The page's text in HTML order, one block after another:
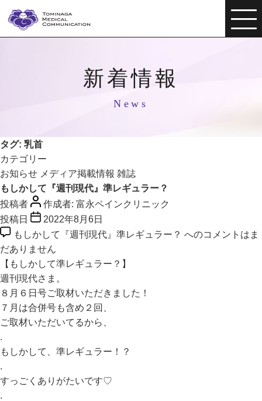
新着情報
News
タグ: 乳首
カテゴリー
お知らせ メディア掲載情報 雑誌
もしかして『週刊現代』準レギュラー？
投稿者
作成者: 富永ペインクリニック
投稿日
2022年8月6日
もしかして『週刊現代』準レギュラー？ へのコメントはま
だありません
【もしかして準レギュラー？】
週刊現代さま。
８月６日号ご取材いただきました！
７月は合併号も含め２回、
ご取材いただいてるから、
.
もしかして、準レギュラー！？
.
すっごくありがたいです♡
.